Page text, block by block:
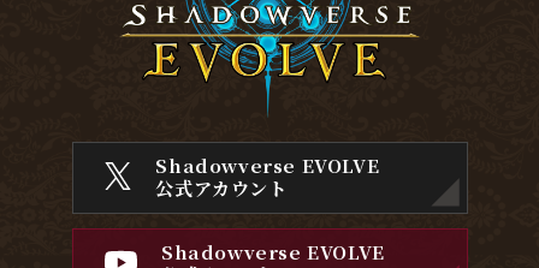
Shadowverse EVOLVE
公式アカウント
Shadowverse EVOLVE